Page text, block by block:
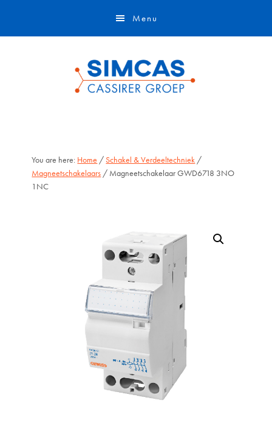
Menu
You are here: Home /Schakel & Verdeeltechniek /
Magneetschakelaars / Magneetschakelaar GWD6718 3NO
1NC